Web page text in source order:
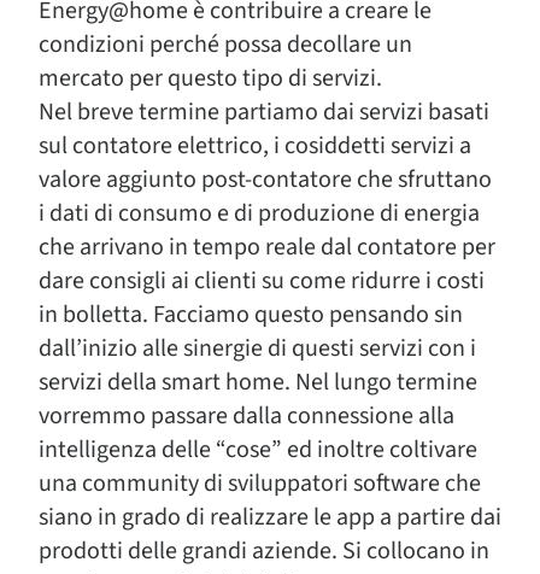
Energy@home è contribuire a creare le
condizioni perché possa decollare un
mercato per questo tipo di servizi.
Nel breve termine partiamo dai servizi basati
sul contatore elettrico, i cosiddetti servizi a
valore aggiunto post-contatore che sfruttano
i dati di consumo e di produzione di energia
che arrivano in tempo reale dal contatore per
dare consigli ai clienti su come ridurre i costi
in bolletta. Facciamo questo pensando sin
dall’inizio alle sinergie di questi servizi con i
servizi della smart home. Nel lungo termine
vorremmo passare dalla connessione alla
intelligenza delle “cose” ed inoltre coltivare
una community di sviluppatori software che
siano in grado di realizzare le app a partire dai
prodotti delle grandi aziende. Si collocano in